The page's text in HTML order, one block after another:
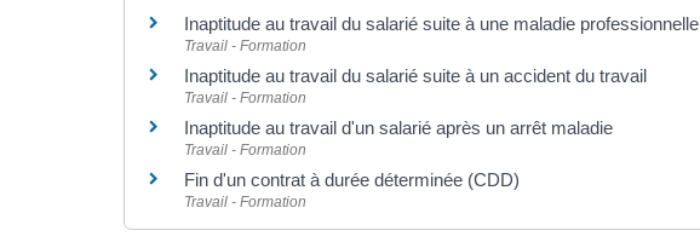
Inaptitude au travail du salarié suite à une maladie professionnelle
Travail - Formation
Inaptitude au travail du salarié suite à un accident du travail
Travail - Formation
Inaptitude au travail d'un salarié après un arrêt maladie
Travail - Formation
Fin d'un contrat à durée déterminée (CDD)
Travail - Formation